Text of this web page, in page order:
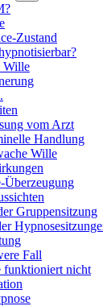
Zustand
Wille
vom Arzt
Handlung
Wille
Überzeugung
Gruppensitzung
Fall
funktioniert nicht